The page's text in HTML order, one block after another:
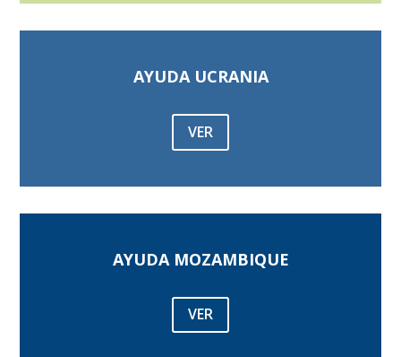
AYUDA UCRANIA
VER
AYUDA MOZAMBIQUE
VER